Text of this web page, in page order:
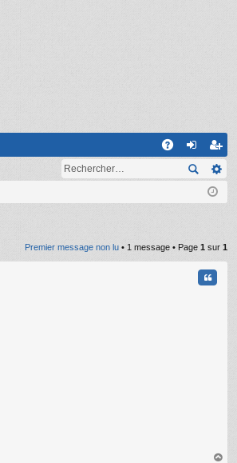
on ns
cri
Premier message non lu • 1 message • Page 1 sur 1